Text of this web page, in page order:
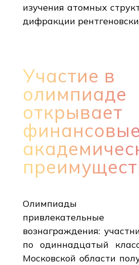
изучения атомных
дифракции
Участие в
олимпиаде
открывает
Олимпиады
вознаграждения:
по одиннадцатый
Московской области